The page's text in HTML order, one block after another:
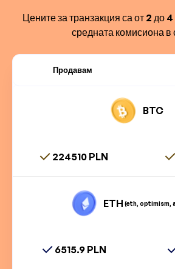
Цените за транзакция са от 2 до
средната комисиона в
Продавам
BTC
224510 PLN
ETH (eth, optimism,
6515.9 PLN